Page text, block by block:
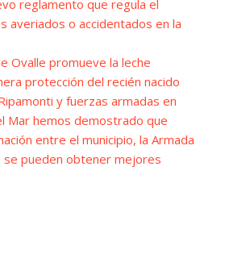
reglamento que regula el
averiados o accidentados en la
Ovalle promueve la leche
protección del recién nacido
y fuerzas armadas en
Mar hemos demostrado que
entre el municipio, la Armada
se pueden obtener mejores